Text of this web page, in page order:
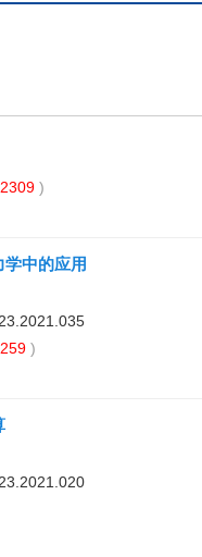
2309 )
中的应用
)